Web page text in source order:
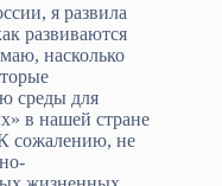
я развила
развиваются
насколько
среды для
в нашей стране
сожалению, не